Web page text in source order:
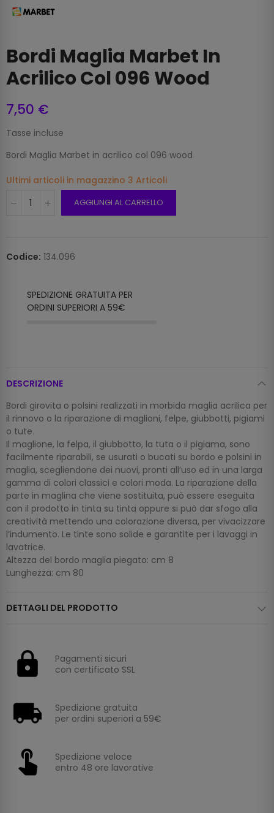
Bordi Maglia Marbet In
Acrilico Col 096 Wood
7,50 €
Tasse incluse
Bordi Maglia Marbet in acrilico col 096 wood
Ultimi articoli in magazzino 3 Articoli
AGGIUNGI AL CARRELLO
Codice: 134.096
SPEDIZIONE GRATUITA PER
ORDINI SUPERIORI A 59€
DESCRIZIONE
Bordi girovita o polsini realizzati in morbida maglia acrilica per
il rinnovo o la riparazione di maglioni, felpe, giubbotti, pigiami
o tute.
Il maglione, la felpa, il giubbotto, la tuta o il pigiama, sono
facilmente riparabili, se usurati o bucati su bordo e polsini in
maglia, scegliendone dei nuovi, pronti all’uso ed in una larga
gamma di colori classici e colori moda. La riparazione della
parte in maglina che viene sostituita, può essere eseguita
con il prodotto in tinta su tinta oppure si può dar sfogo alla
creatività mettendo una colorazione diversa, per vivacizzare
l’indumento. Le tinte sono solide e garantite per i lavaggi in
lavatrice.
Altezza del bordo maglia piegato: cm 8
Lunghezza: cm 80
DETTAGLI DEL PRODOTTO
Pagamenti sicuri
con certificato SSL
Spedizione gratuita
per ordini superiori a 59€
Spedizione veloce
entro 48 ore lavorative